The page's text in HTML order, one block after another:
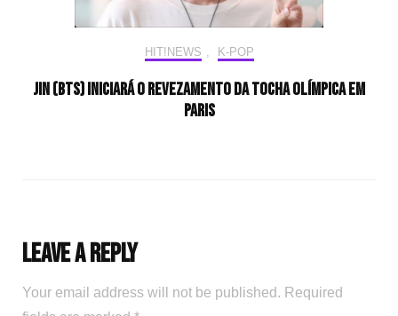
HIT!NEWS , K-POP
Jin (BTS) iniciará o revezamento da tocha olímpica em
Paris
Leave a Reply
Your email address will not be published. Required